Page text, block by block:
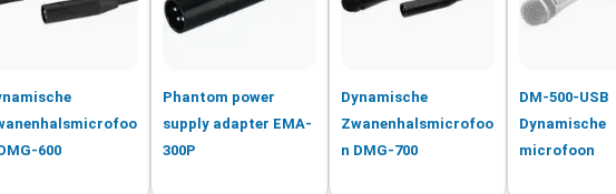
600
Phantom power
supply adapter EMA-
300P
Dynamische
Zwanenhalsmicrofoo
n DMG-700
DM-500-USB
Dynamische
microfoon